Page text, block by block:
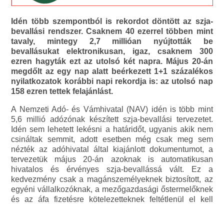
Idén több szempontból is rekordot döntött az szja-
bevallási rendszer. Csaknem 40 ezerrel többen mint
tavaly, mintegy 2,7 millióan nyújtották be
bevallásukat elektronikusan, igaz, csaknem 300
ezren hagyták ezt az utolsó két napra. Május 20-án
megdőlt az egy nap alatt beérkezett 1+1 százalékos
nyilatkozatok korábbi napi rekordja is: az utolsó nap
158 ezren tettek felajánlást.
A Nemzeti Adó- és Vámhivatal (NAV) idén is több mint
5,6 millió adózónak készített szja-bevallási tervezetet.
Idén sem lehetett lekésni a határidőt, ugyanis akik nem
csináltak semmit, adott esetben még csak meg sem
nézték az adóhivatal által kiajánlott dokumentumot, a
tervezetük május 20-án azoknak is automatikusan
hivatalos és érvényes szja-bevallássá vált. Ez a
kedvezmény csak a magánszemélyeknek biztosított, az
egyéni vállalkozóknak, a mezőgazdasági őstermelőknek
és az áfa fizetésre kötelezetteknek feltétlenül el kell